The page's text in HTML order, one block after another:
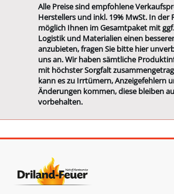
Alle Preise sind empfohlene
Herstellers und inkl. 19% MwSt. In der
möglich Ihnen im Gesamtpaket mit
Logistik und Materialien einen
anzubieten, fragen Sie bitte hier
uns an. Wir haben sämtliche
mit höchster Sorgfalt
kann es zu Irrtümern, Anzeigefehlern
Änderungen kommen, diese bleiben
vorbehalten.